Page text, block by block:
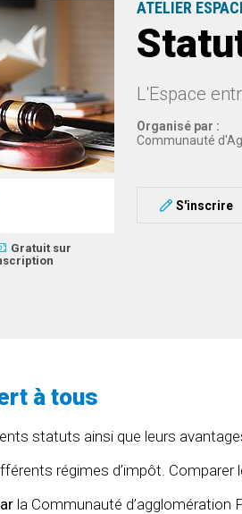
Gratuit sur
ATELIER
L'Espace
Organisé par :
Communauté
S'inscrire
à tous
statuts ainsi que leurs
régimes d’impôt.
la Communauté d’agglomération